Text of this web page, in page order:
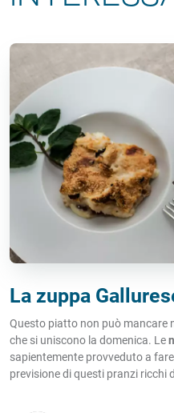
La zuppa
Questo piatto non può mancare
che si uniscono la domenica. Le
sapientemente provveduto a
previsione di questi pranzi ricchi